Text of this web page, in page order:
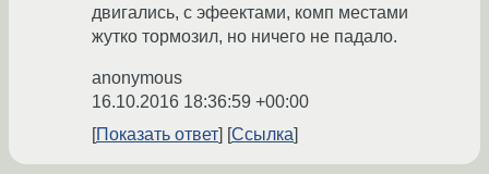
двигались, с эфеектами, комп местами
жутко тормозил, но ничего не падало.
anonymous
16.10.2016 18:36:59 +00:00
Показать ответ
Ссылка